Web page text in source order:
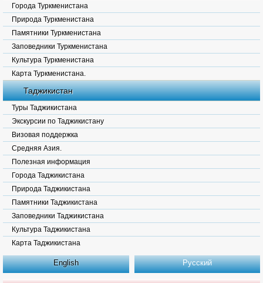
Города Туркменистана
Природа Туркменистана
Памятники Туркменистана
Заповедники Туркменистана
Культура Туркменистана
Карта Туркменистана.
Таджикистан
Туры Таджикистана
Экскурсии по Таджикистану
Визовая поддержка
Средняя Азия.
Полезная информация
Города Таджикистана
Природа Таджикистана
Памятники Таджикистана
Заповедники Таджикистана
Культура Таджикистана
Карта Таджикистана
English Русский